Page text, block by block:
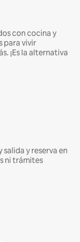
con cocina y
para vivir
¡Es la alternativa
salida y reserva en
ni trámites